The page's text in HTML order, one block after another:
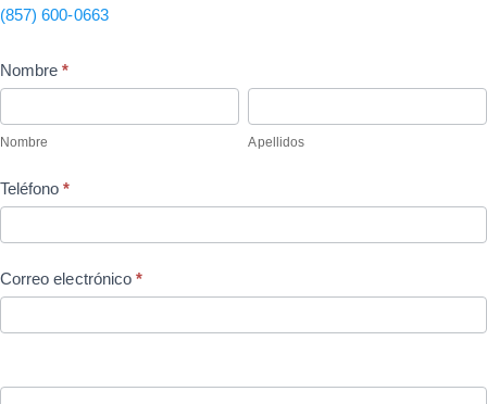
‪(857) 600-0663‬
Tramites
Nombre*
Nombre Apellidos
Teléfono*
Correo electrónico *